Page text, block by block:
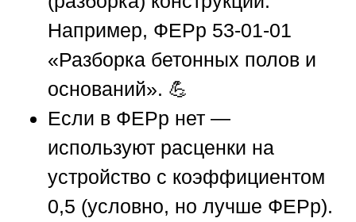
Например, ФЕРр 53-01-01
«Разборка бетонных полов и
оснований». 💪
Если в ФЕРр нет —
используют расценки на
устройство с коэффициентом
0,5 (условно, но лучше ФЕРр).